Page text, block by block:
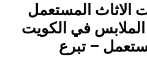
الاثاث المستعمل
– زكاة الملابس في الكويت
– تبرع